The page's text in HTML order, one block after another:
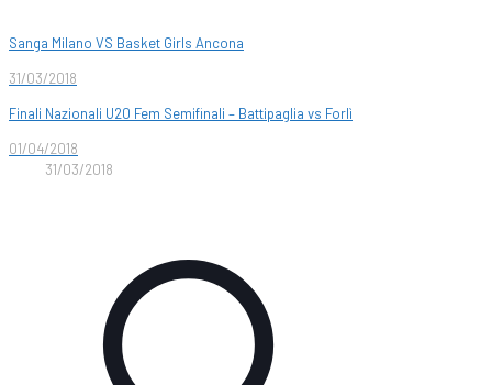
Sanga Milano VS Basket Girls Ancona
31/03/2018
Finali Nazionali U20 Fem Semifinali – Battipaglia vs Forlì
01/04/2018
31/03/2018